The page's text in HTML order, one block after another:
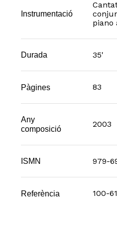
Instrumentació
piano
Durada 35'
Pàgines 83
Any
composició
2003
ISMN 979-
Referència 100-